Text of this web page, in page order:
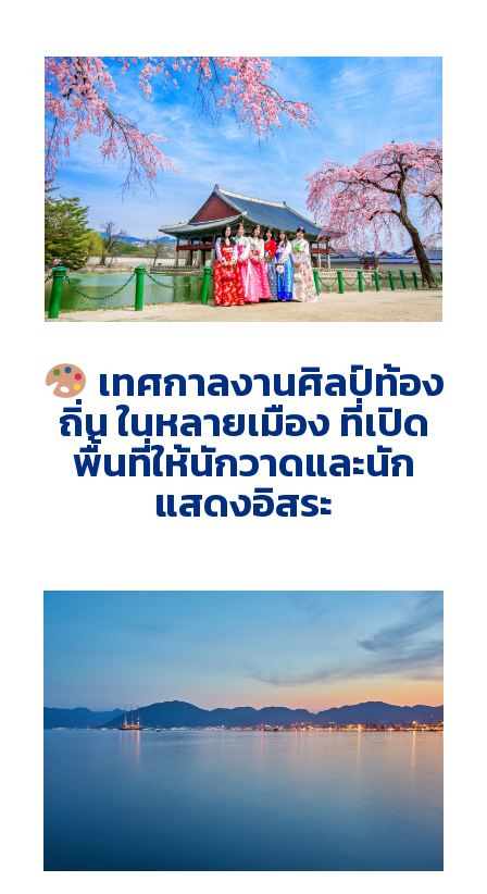
เทศกาลงานศิลป์ท้อง
ถิ่น ในหลายเมือง ที่เปิด
พื้นที่ให้นักวาดและนัก
แสดงอิสระ